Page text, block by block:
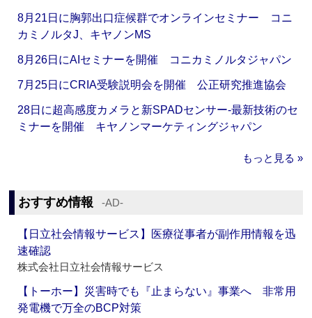
8月21日に胸郭出口症候群でオンラインセミナー コニ
カミノルタJ、キヤノンMS
8月26日にAIセミナーを開催 コニカミノルタジャパン
7月25日にCRIA受験説明会を開催 公正研究推進協会
28日に超高感度カメラと新SPADセンサー‐最新技術のセ
ミナーを開催 キヤノンマーケティングジャパン
もっと見る »
おすすめ情報 ‐AD‐
【日立社会情報サービス】医療従事者が副作用情報を迅
速確認
株式会社日立社会情報サービス
【トーホー】災害時でも『止まらない』事業へ 非常用
発電機で万全のBCP対策